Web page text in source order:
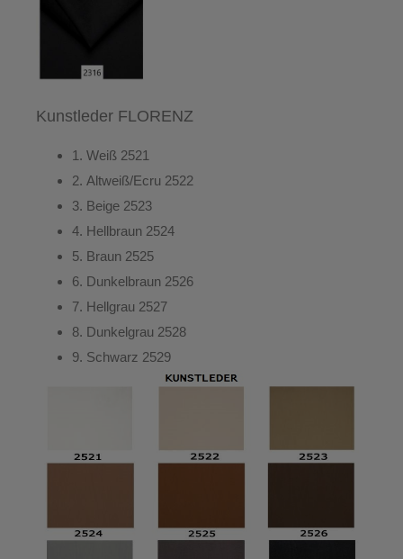
Kunstleder FLORENZ
1. Weiß 2521
2. Altweiß/Ecru 2522
3. Beige 2523
4. Hellbraun 2524
5. Braun 2525
6. Dunkelbraun 2526
7. Hellgrau 2527
8. Dunkelgrau 2528
9. Schwarz 2529